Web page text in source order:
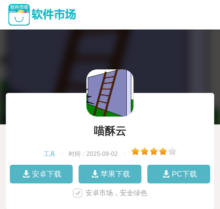
喵酥云
工具 时间：2025-09-02
安卓下载 苹果下载 PC下载
安卓市场，安全绿色